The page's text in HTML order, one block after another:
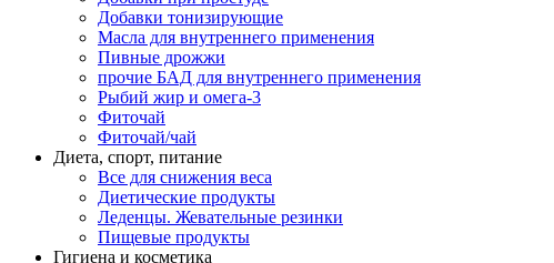
Добавки тонизирующие
Масла для внутреннего применения
Пивные дрожжи
прочие БАД для внутреннего применения
Рыбий жир и омега-3
Фиточай
Фиточай/чай
Диета, спорт, питание
Все для снижения веса
Диетические продукты
Леденцы. Жевательные резинки
Пищевые продукты
Гигиена и косметика